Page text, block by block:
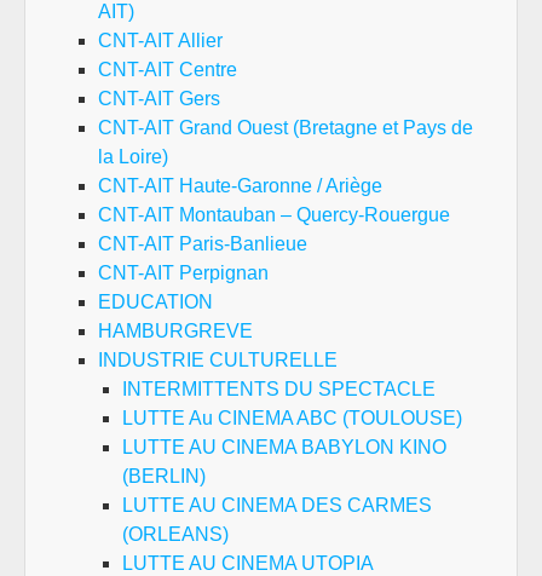
AIT)
CNT-AIT Allier
CNT-AIT Centre
CNT-AIT Gers
CNT-AIT Grand Ouest (Bretagne et Pays de
la Loire)
CNT-AIT Haute-Garonne / Ariège
CNT-AIT Montauban – Quercy-Rouergue
CNT-AIT Paris-Banlieue
CNT-AIT Perpignan
EDUCATION
HAMBURGREVE
INDUSTRIE CULTURELLE
INTERMITTENTS DU SPECTACLE
LUTTE Au CINEMA ABC (TOULOUSE)
LUTTE AU CINEMA BABYLON KINO
(BERLIN)
LUTTE AU CINEMA DES CARMES
(ORLEANS)
LUTTE AU CINEMA UTOPIA